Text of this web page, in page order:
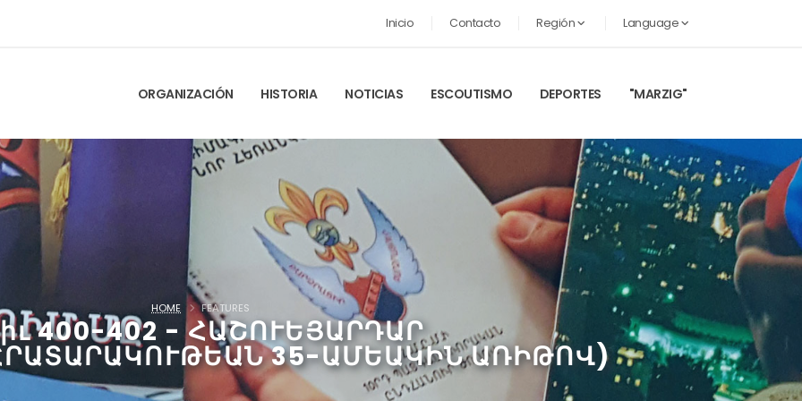
Inicio Contacto Región Language
ORGANIZACIÓN HISTORIA NOTICIAS ESCOUTISMO DEPORTES "MARZIG"
400-402 - ՀԱՇՈՒԵՅԱՐԴԱՐ
35-ԱՄԵԱԿԻՆ ԱՌԻԹՈՎ)
HOME FEATURES